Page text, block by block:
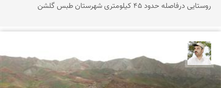
روستایی درفاصله حدود 45 کیلومتری شهرستان طبس گلشن